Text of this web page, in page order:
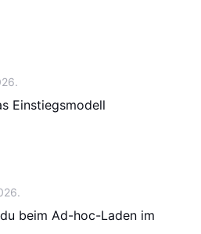
Einstiegsmodell
beim Ad-hoc-Laden im